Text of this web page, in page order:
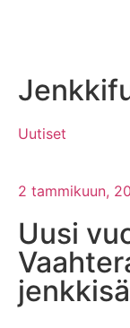
Uutiset
2 tammikuun,
Uusi